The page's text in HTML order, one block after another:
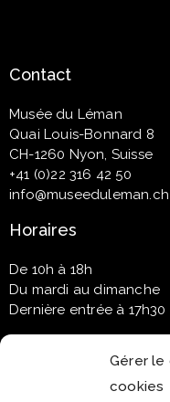
Gérer le
cookies
Contact
Musée du Léman
Quai Louis-Bonnard 8
CH-1260 Nyon, Suisse
+41 (0)22 316 42 50
info@museeduleman.ch
Horaires
De 10h à 18h
Du mardi au dimanche
Dernière entrée à 17h30